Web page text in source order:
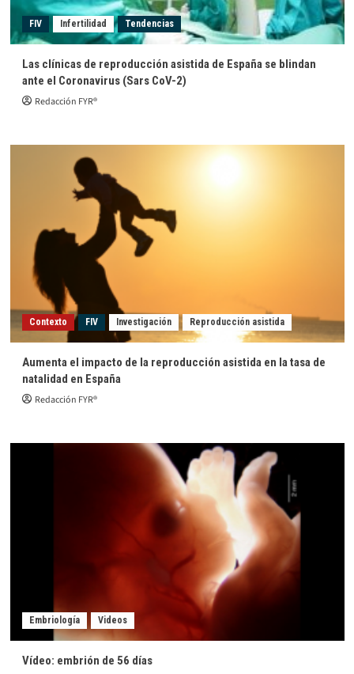
FIV Infertilidad Tendencias
Las clínicas de reproducción asistida de España se blindan
ante el Coronavirus (Sars CoV-2)
Redacción FYR®
Contexto FIV Investigación Reproducción asistida
Aumenta el impacto de la reproducción asistida en la tasa de
natalidad en España
Redacción FYR®
Embriología Videos
Vídeo: embrión de 56 días